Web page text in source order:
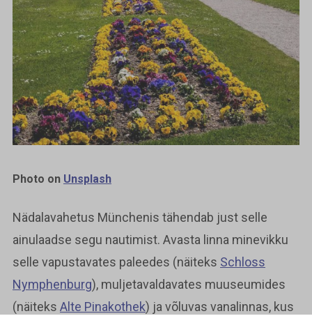
Photo on Unsplash
Nädalavahetus Münchenis tähendab just selle
ainulaadse segu nautimist. Avasta linna minevikku
selle vapustavates paleedes (näiteks Schloss
Nymphenburg), muljetavaldavates muuseumides
(näiteks Alte Pinakothek) ja võluvas vanalinnas, kus